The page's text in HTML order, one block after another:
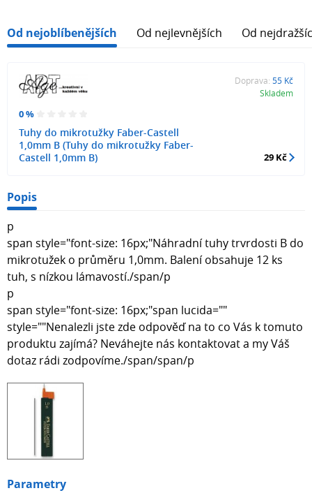
Od nejoblíbenějších Od nejlevnějších Od
0 %
Tuhy do mikrotužky Faber-Castell
1,0mm B (Tuhy do mikrotužky Faber-
Castell 1,0mm B)
Doprava: 55 Kč
Skladem
29 Kč
Popis
p
span style="font-size: 16px;"Náhradní tuhy trvrdosti B do
mikrotužek o průměru 1,0mm. Balení obsahuje 12 ks
tuh, s nízkou lámavostí./span/p
p
span style="font-size: 16px;"span lucida=""
style=""Nenalezli jste zde odpověď na to co Vás k tomuto
produktu zajímá? Neváhejte nás kontaktovat a my Váš
dotaz rádi zodpovíme./span/span/p
Parametry